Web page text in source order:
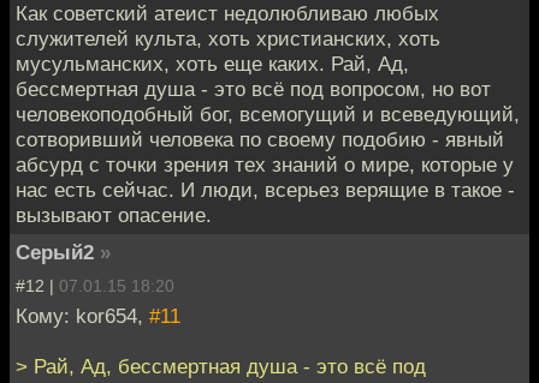
Как советский атеист недолюбливаю любых
служителей культа, хоть христианских, хоть
мусульманских, хоть еще каких. Рай, Ад,
бессмертная душа - это всё под вопросом, но вот
человекоподобный бог, всемогущий и всеведующий,
сотворивший человека по своему подобию - явный
абсурд с точки зрения тех знаний о мире, которые у
нас есть сейчас. И люди, всерьез верящие в такое -
вызывают опасение.
Серый2 »
#12 | 07.01.15 18:20
Кому: kor654, #11
> Рай, Ад, бессмертная душа - это всё под